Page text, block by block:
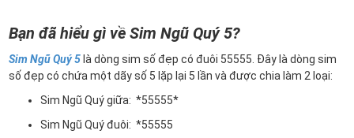
Bạn đã hiểu gì về Sim Ngũ Quý 5?
Sim Ngũ Quý 5 là dòng sim số đẹp có đuôi 55555. Đây là dòng sim
số đẹp có chứa một dãy số 5 lặp lại 5 lần và được chia làm 2 loại:
Sim Ngũ Quý giữa: *55555*
Sim Ngũ Quý đuôi: *55555